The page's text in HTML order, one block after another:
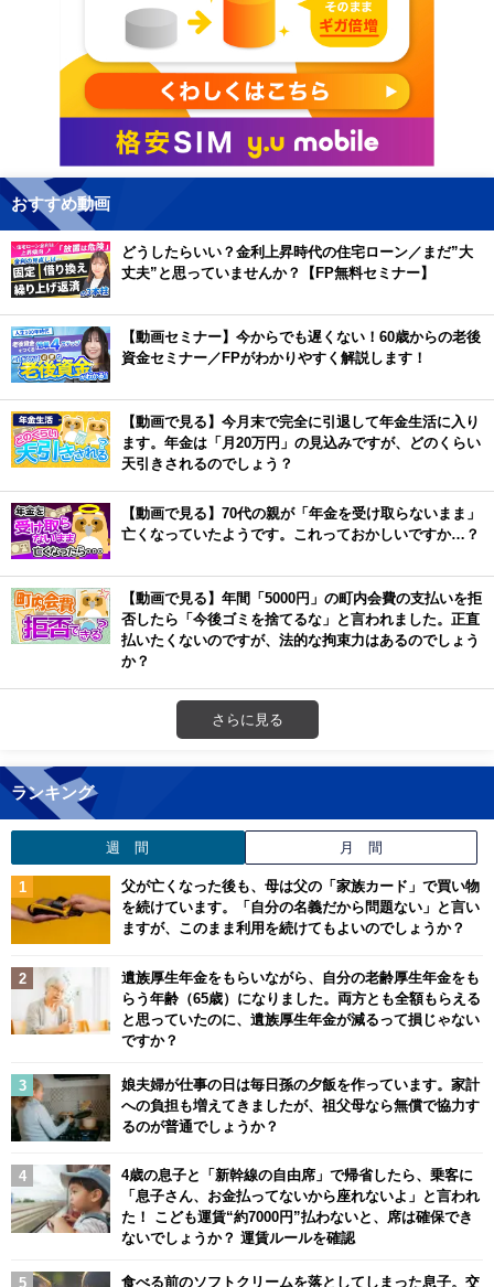
おすすめ動画
どうしたらいい？金利上昇時代の住宅ローン／まだ”大
丈夫”と思っていませんか？【FP無料セミナー】
【動画セミナー】今からでも遅くない！60歳からの老後
資金セミナー／FPがわかりやすく解説します！
【動画で見る】今月末で完全に引退して年金生活に入り
ます。年金は「月20万円」の見込みですが、どのくらい
天引きされるのでしょう？
【動画で見る】70代の親が「年金を受け取らないまま」
亡くなっていたようです。これっておかしいですか…？
【動画で見る】年間「5000円」の町内会費の支払いを拒
否したら「今後ゴミを捨てるな」と言われました。正直
払いたくないのですが、法的な拘束力はあるのでしょう
か？
さらに見る
ランキング
週 間 月 間
父が亡くなった後も、母は父の「家族カード」で買い物
を続けています。「自分の名義だから問題ない」と言い
ますが、このまま利用を続けてもよいのでしょうか？
遺族厚生年金をもらいながら、自分の老齢厚生年金をも
らう年齢（65歳）になりました。両方とも全額もらえる
と思っていたのに、遺族厚生年金が減るって損じゃない
ですか？
娘夫婦が仕事の日は毎日孫の夕飯を作っています。家計
への負担も増えてきましたが、祖父母なら無償で協力す
るのが普通でしょうか？
4歳の息子と「新幹線の自由席」で帰省したら、乗客に
「息子さん、お金払ってないから座れないよ」と言われ
た！ こども運賃“約7000円”払わないと、席は確保でき
ないでしょうか？ 運賃ルールを確認
食べる前のソフトクリームを落としてしまった息子。交